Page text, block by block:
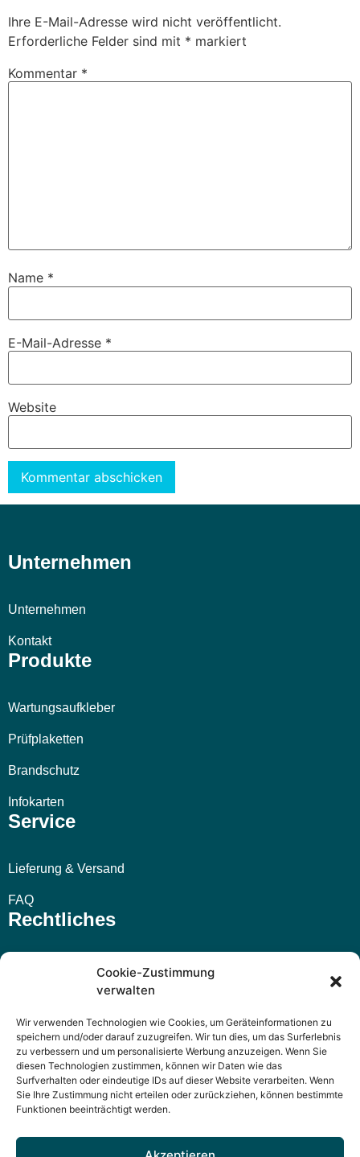
Cookie-Zustimmung
verwalten
Wir verwenden Technologien wie Cookies, um Geräteinformationen zu
speichern und/oder darauf zuzugreifen. Wir tun dies, um das Surferlebnis
zu verbessern und um personalisierte Werbung anzuzeigen. Wenn Sie
diesen Technologien zustimmen, können wir Daten wie das
Surfverhalten oder eindeutige IDs auf dieser Website verarbeiten. Wenn
Sie Ihre Zustimmung nicht erteilen oder zurückziehen, können bestimmte
Funktionen beeinträchtigt werden.
Ihre E-Mail-Adresse wird nicht veröffentlicht.
Erforderliche Felder sind mit * markiert
Kommentar *
Name *
E-Mail-Adresse *
Website
Unternehmen
Unternehmen
Kontakt
Produkte
Wartungsaufkleber
Prüfplaketten
Brandschutz
Infokarten
Service
Lieferung & Versand
FAQ
Rechtliches
Widerrufsbelehrung
Datenschutzerklärung